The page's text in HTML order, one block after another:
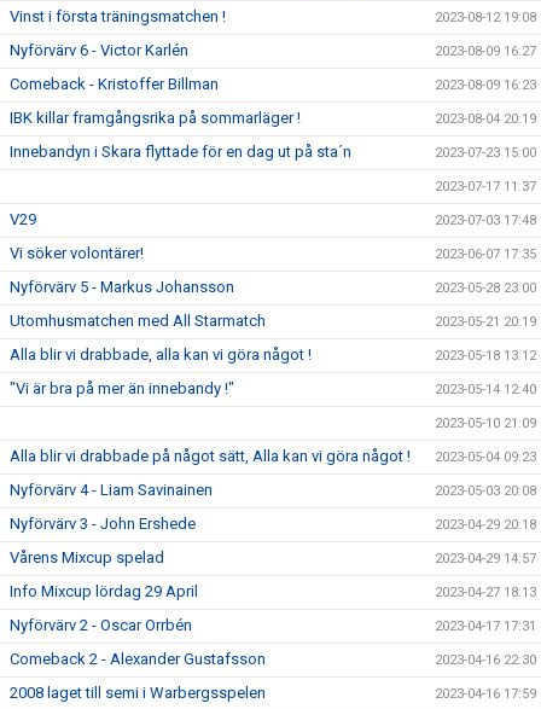
Vinst i första träningsmatchen ! 2023-08-12 19:08
Nyförvärv 6 - Victor Karlén 2023-08-09 16:27
Comeback - Kristoffer Billman 2023-08-09 16:23
IBK killar framgångsrika på sommarläger ! 2023-08-04 20:19
Innebandyn i Skara flyttade för en dag ut på sta´n 2023-07-23 15:00
2023-07-17 11:37
V29 2023-07-03 17:48
Vi söker volontärer! 2023-06-07 17:35
Nyförvärv 5 - Markus Johansson 2023-05-28 23:00
Utomhusmatchen med All Starmatch 2023-05-21 20:19
Alla blir vi drabbade, alla kan vi göra något ! 2023-05-18 13:12
"Vi är bra på mer än innebandy !" 2023-05-14 12:40
2023-05-10 21:09
Alla blir vi drabbade på något sätt, Alla kan vi göra något ! 2023-05-04 09:23
Nyförvärv 4 - Liam Savinainen 2023-05-03 20:08
Nyförvärv 3 - John Ershede 2023-04-29 20:18
Vårens Mixcup spelad 2023-04-29 14:57
Info Mixcup lördag 29 April 2023-04-27 18:13
Nyförvärv 2 - Oscar Orrbén 2023-04-17 17:31
Comeback 2 - Alexander Gustafsson 2023-04-16 22:30
2008 laget till semi i Warbergsspelen 2023-04-16 17:59